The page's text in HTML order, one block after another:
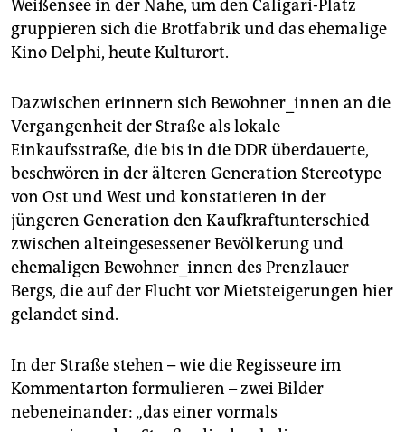
Weißensee in der Nähe, um den Caligari-Platz
gruppieren sich die Brotfabrik und das ehemalige
Kino Delphi, heute Kulturort.
Dazwischen erinnern sich Bewohner_innen an die
Vergangenheit der Straße als lokale
Einkaufsstraße, die bis in die DDR überdauerte,
beschwören in der älteren Generation Stereotype
von Ost und West und konstatieren in der
jüngeren Generation den Kaufkraftunterschied
zwischen alteingesessener Bevölkerung und
ehemaligen Bewohner_innen des Prenzlauer
Bergs, die auf der Flucht vor Mietsteigerungen hier
gelandet sind.
In der Straße stehen – wie die Regisseure im
Kommentarton formulieren – zwei Bilder
nebeneinander: „das einer vormals